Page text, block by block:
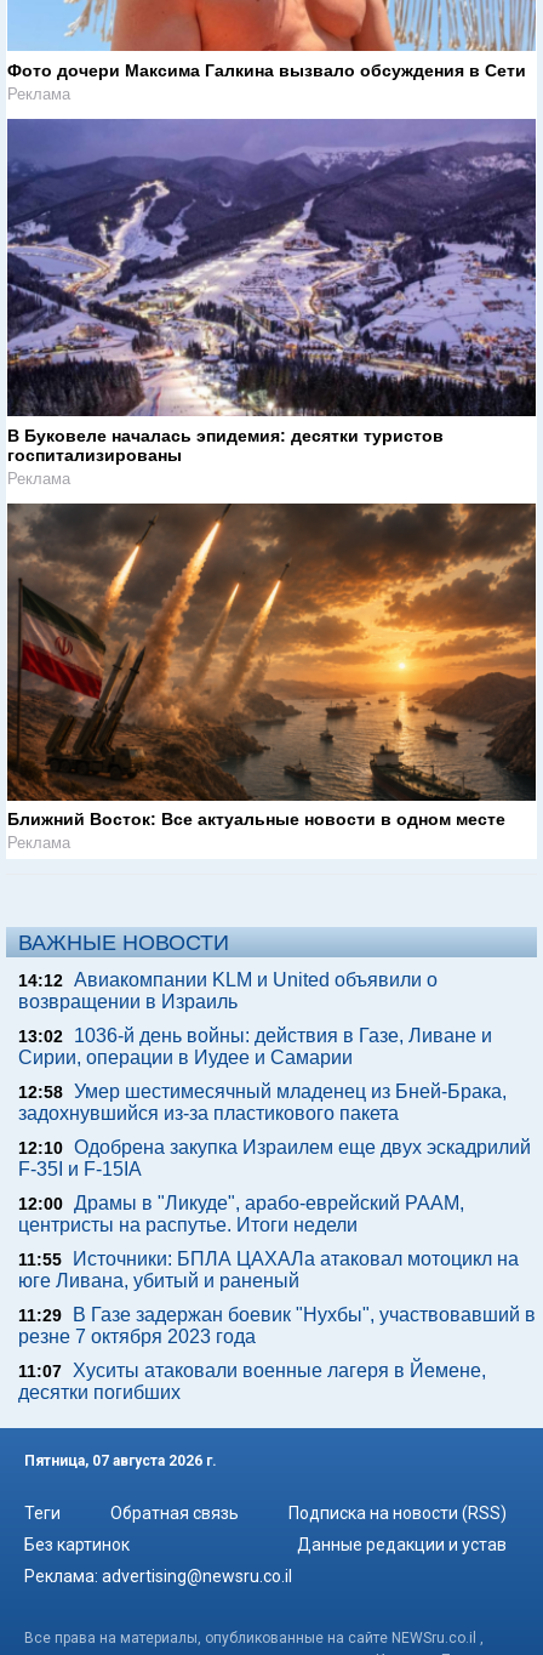
Фото дочери Максима Галкина вызвало обсуждения в Сети
Реклама
В Буковеле началась эпидемия: десятки туристов
госпитализированы
Реклама
Ближний Восток: Все актуальные новости в одном месте
Реклама
ВАЖНЫЕ НОВОСТИ
14:12 Авиакомпании KLM и United объявили о
возвращении в Израиль
13:02
1036-й день войны: действия в Газе, Ливане и
Сирии, операции в Иудее и Самарии
12:58 Умер шестимесячный младенец из Бней-Брака,
задохнувшийся из-за пластикового пакета
12:10 Одобрена закупка Израилем еще двух эскадрилий
F-35I и F-15IA
12:00 Драмы в "Ликуде", арабо-еврейский РААМ,
центристы на распутье. Итоги недели
11:55
Источники: БПЛА ЦАХАЛа атаковал мотоцикл на
юге Ливана, убитый и раненый
11:29
В Газе задержан боевик "Нухбы", участвовавший в
резне 7 октября 2023 года
11:07 Хуситы атаковали военные лагеря в Йемене,
десятки погибших
Пятница, 07 августа 2026 г.
Теги Обратная связь
Подписка на новости (RSS)
Без картинок
Данные редакции и устав
Реклама: advertising@newsru.co.il
Все права на материалы, опубликованные на сайте NEWSru.co.il ,